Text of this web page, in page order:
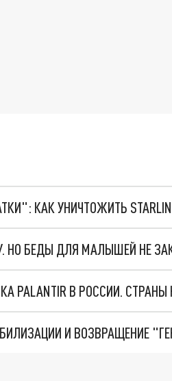
КАК УНИЧТОЖИТЬ
НО БЕДЫ ДЛЯ МАЛЫШЕЙ НЕ